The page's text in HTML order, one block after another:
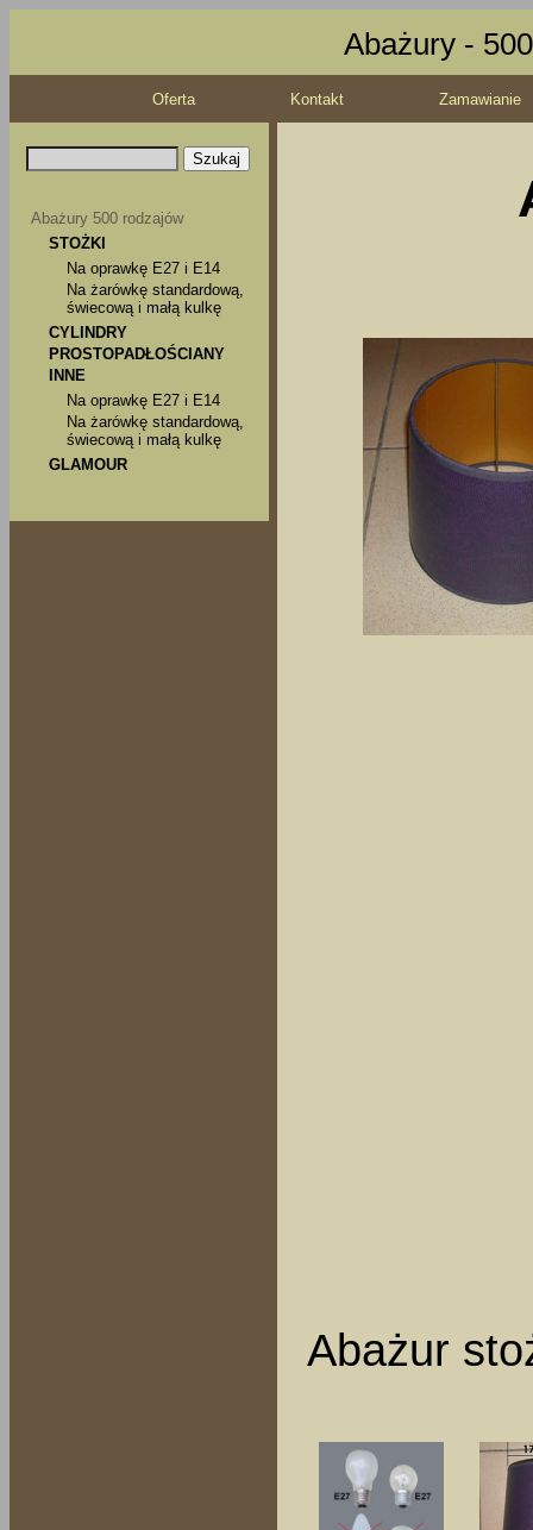
Abażury -
Oferta Kontakt Zamawianie
Abażury 500 rodzajów
STOŻKI
Na oprawkę E27 i E14
Na żarówkę standardową,
świecową i małą kulkę
CYLINDRY
PROSTOPADŁOŚCIANY
INNE
Na oprawkę E27 i E14
Na żarówkę standardową,
świecową i małą kulkę
GLAMOUR
Abażur